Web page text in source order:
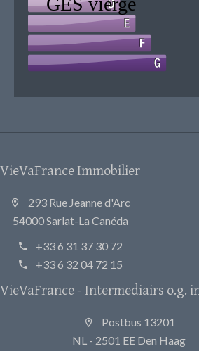
VieVaFrance Immobilier
293 Rue Jeanne d'Arc
54000 Sarlat-La Canéda
+33 6 31 37 30 72
+33 6 32 04 72 15
VieVaFrance - Intermediairs o.g.
Postbus 13201
NL - 2501 EE Den Haag